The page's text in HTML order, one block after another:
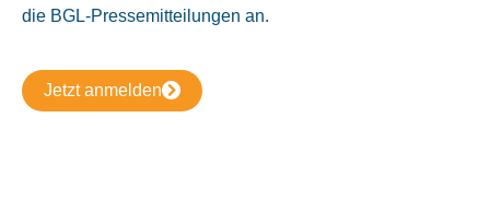
die BGL-Pressemitteilungen an.
Jetzt anmelden